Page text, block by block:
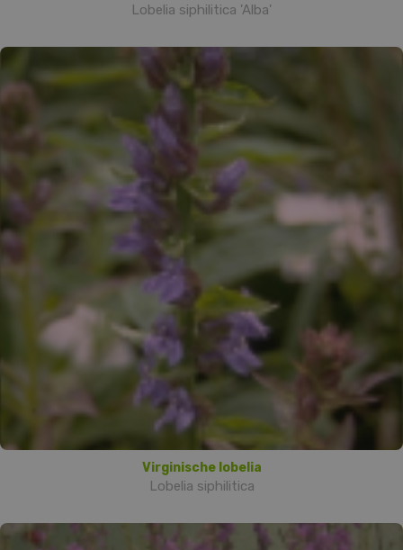
Lobelia siphilitica 'Alba'
Virginische lobelia
Lobelia siphilitica